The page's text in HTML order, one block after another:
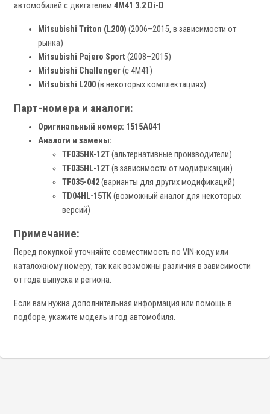
автомобилей с двигателем 4M41 3.2 Di-D:
Mitsubishi Triton (L200) (2006–2015, в зависимости от
рынка)
Mitsubishi Pajero Sport (2008–2015)
Mitsubishi Challenger(с 4M41)
Mitsubishi L200(в некоторых комплектациях)
Парт-номера и аналоги:
Оригинальный номер: 1515A041
Аналоги и замены:
TF035HK-12T(альтернативные производители)
TF035HL-12T(в зависимости от модификации)
TF035-042(варианты для других модификаций)
TD04HL-15TK(возможный аналог для некоторых
версий)
Примечание:
Перед покупкой уточняйте совместимость по VIN-коду или
каталожному номеру, так как возможны различия в зависимости
от года выпуска и региона.
Если вам нужна дополнительная информация или помощь в
подборе, укажите модель и год автомобиля.